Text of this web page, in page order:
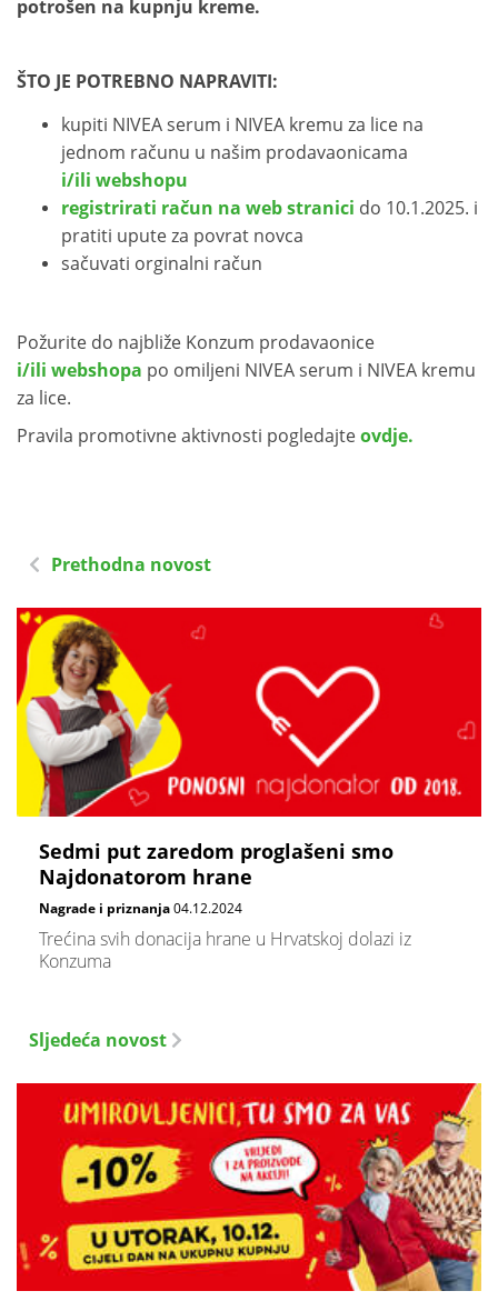
potrošen na kupnju kreme.
ŠTO JE POTREBNO NAPRAVITI:
kupiti NIVEA serum i NIVEA kremu za lice na
jednom računu u našim prodavaonicama
i/ili webshopu
registrirati račun na web stranici do 10.1.2025. i
pratiti upute za povrat novca
sačuvati orginalni račun
Požurite do najbliže Konzum prodavaonice
i/ili webshopa po omiljeni NIVEA serum i NIVEA kremu
za lice.
Pravila promotivne aktivnosti pogledajteovdje.
Prethodna novost
Sedmi put zaredom proglašeni smo
Najdonatorom hrane
Nagrade i priznanja04.12.2024
Trećina svih donacija hrane u Hrvatskoj dolazi iz
Konzuma
Sljedeća novost